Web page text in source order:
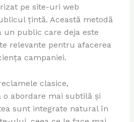
pe site-uri web
țintă. Această metodă
un public care deja este
relevante pentru afacerea
campaniei.
clasice,
o abordare mai subtilă și
sunt integrate natural în